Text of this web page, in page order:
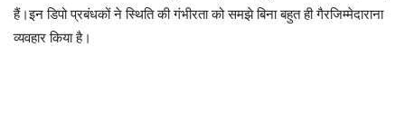
हैं।इन डिपो प्रबंधकों ने स्थिति की गंभीरता को समझे बिना बहुत ही गैरजिम्मेदाराना
व्यवहार किया है।